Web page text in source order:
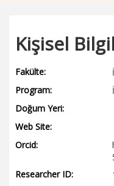
Kişisel
Fakülte:
Program:
Doğum Yeri:
Web Site:
Orcid:
Researcher ID: